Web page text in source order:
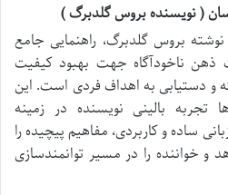
( نویسنده بروس گلدبرگ )
بروس گلدبرگ، راهنمایی جامع
ذهن ناخودآگاه جهت بهبود کیفیت
و دستیابی به اهداف فردی است. این
بالینی نویسنده در زمینه
ساده و کاربردی، مفاهیم پیچیده را
خواننده را در مسیر توانمندسازی